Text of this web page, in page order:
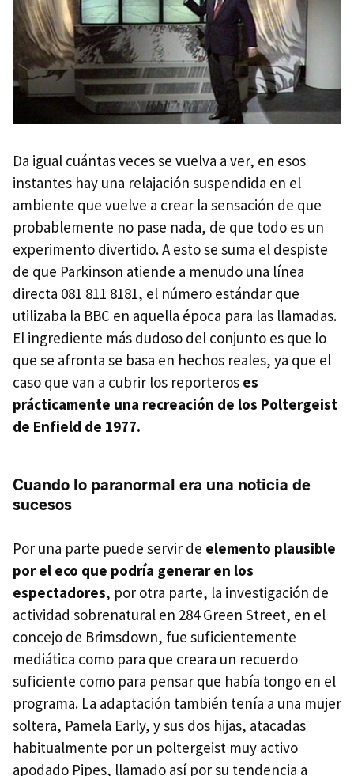
Da igual cuántas veces se vuelva a ver, en esos
instantes hay una relajación suspendida en el
ambiente que vuelve a crear la sensación de que
probablemente no pase nada, de que todo es un
experimento divertido. A esto se suma el despiste
de que Parkinson atiende a menudo una línea
directa 081 811 8181, el número estándar que
utilizaba la BBC en aquella época para las llamadas.
El ingrediente más dudoso del conjunto es que lo
que se afronta se basa en hechos reales, ya que el
caso que van a cubrir los reporteros es
prácticamente una recreación de los Poltergeist
de Enfield de 1977.
Cuando lo paranormal era una noticia de
sucesos
Por una parte puede servir de elemento plausible
por el eco que podría generar en los
espectadores, por otra parte, la investigación de
actividad sobrenatural en 284 Green Street, en el
concejo de Brimsdown, fue suficientemente
mediática como para que creara un recuerdo
suficiente como para pensar que había tongo en el
programa. La adaptación también tenía a una mujer
soltera, Pamela Early, y sus dos hijas, atacadas
habitualmente por un poltergeist muy activo
apodado Pipes, llamado así por su tendencia a